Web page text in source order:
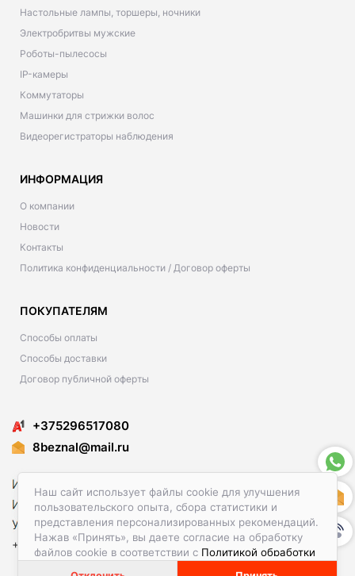
Наш сайт использует файлы cookie для улучшения
пользовательского опыта, сбора статистики и
представления персонализированных рекомендаций.
Нажав «Принять», вы даете согласие на обработку
файлов cookie в соответствии с Политикой обработки
Настольные лампы, торшеры, ночники
Электробритвы мужские
Роботы-пылесосы
IP-камеры
Коммутаторы
Машинки для стрижки волос
Видеорегистраторы наблюдения
ИНФОРМАЦИЯ
О компании
Новости
Контакты
Политика конфиденциальности / Договор оферты
ПОКУПАТЕЛЯМ
Способы оплаты
Способы доставки
Договор публичной оферты
+375296517080
8beznal@mail.ru
+37529-651-70-80